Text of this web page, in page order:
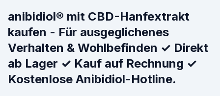
anibidiol® mit CBD-Hanfextrakt
kaufen - Für ausgeglichenes
Verhalten & Wohlbefinden ✓ Direkt
ab Lager ✓ Kauf auf Rechnung ✓
Kostenlose Anibidiol-Hotline.